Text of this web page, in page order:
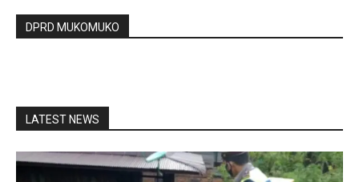
DPRD MUKOMUKO
LATEST NEWS